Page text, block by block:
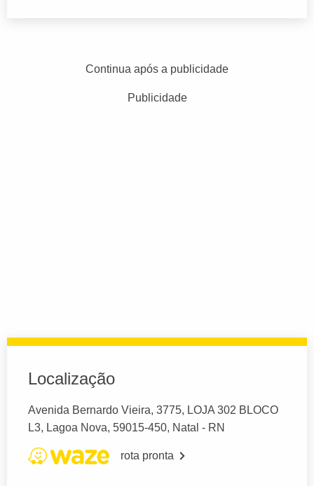
Continua após a publicidade
Publicidade
Localização
Avenida Bernardo Vieira, 3775, LOJA 302 BLOCO
L3, Lagoa Nova, 59015-450, Natal - RN
rota pronta